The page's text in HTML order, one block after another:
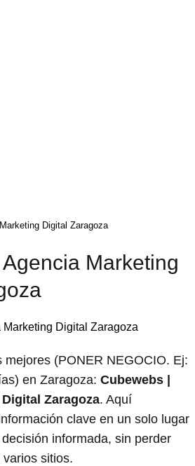
Digital Zaragoza
Marketing
mejores (PONER NEGOCIO. Ej:
en Zaragoza: Cubewebs |
Zaragoza. Aquí
clave en un solo lugar
informada, sin perder
sitios.